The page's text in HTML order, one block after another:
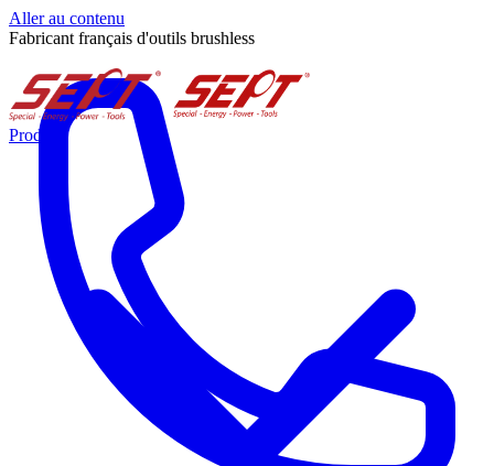
Aller au contenu
Fabricant français d'outils brushless
Produits